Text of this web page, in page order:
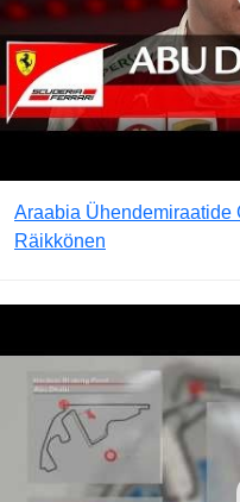
Araabia Ühendemiraatide
Räikkönen